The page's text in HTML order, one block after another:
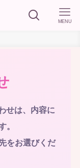
MENU
せは、内容に
。
をお選びくだ